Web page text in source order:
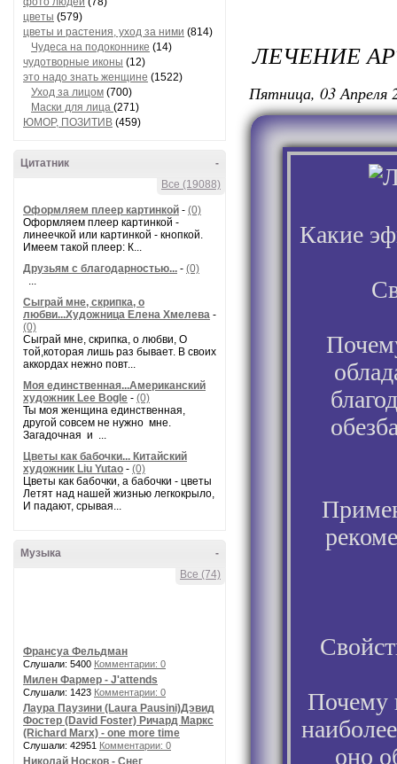
цветы (579)
цветы и растения, уход за ними (814)
Чудеса на подоконнике (14)
чудотворные иконы (12)
это надо знать женщине (1522)
Уход за лицом (700)
Маски для лица (271)
ЮМОР, ПОЗИТИВ (459)
-
Цитатник
Все (19088)
Оформляем плеер картинкой - (0)
Оформляем плеер картинкой -
линеечкой или картинкой - кнопкой.
Имеем такой плеер: К...
Друзьям с благодарностью... - (0)
...
Сыграй мне, скрипка, о
любви...Художница Елена Хмелева -
(0)
Сыграй мне, скрипка, о любви, О
той,которая лишь раз бывает. В своих
аккордах нежно повт...
Моя единственная...Американский
художник Lee Bogle - (0)
Ты моя женщина единственная,
другой совсем не нужно мне.
Загадочная и ...
Цветы как бабочки... Китайский
художник Liu Yutao - (0)
Цветы как бабочки, а бабочки - цветы
Летят над нашей жизнью легкокрыло,
И падают, срывая...
-
Музыка
Все (74)
Франсуа Фельдман
Слушали: 5400 Комментарии: 0
Милен Фармер - J'attends
Слушали: 1423 Комментарии: 0
Лаура Паузини (Laura Pausini)Дэвид
Фостер (David Foster) Ричард Маркс
(Richard Marx) - one more time
Слушали: 42951 Комментарии: 0
Николай Носков - Снег
ЛЕЧЕНИЕ
Пятница, 03 Апреля
Какие
Почему
оно